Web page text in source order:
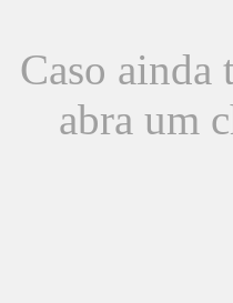
Caso ainda
abra um